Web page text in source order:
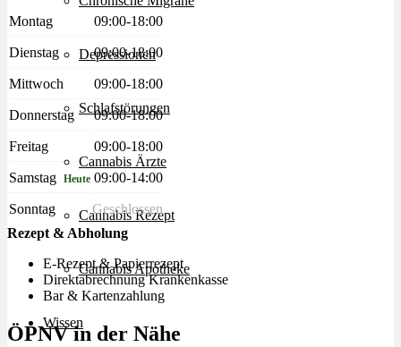
Depressionen
Schlafstörungen
Cannabis Ärzte
Cannabis Rezept
Cannabis Apotheke
Wissen
Montag 09:00-18:00
Dienstag 09:00-18:00
Mittwoch 09:00-18:00
Donnerstag 09:00-18:00
Freitag 09:00-18:00
Samstag Heute 09:00-14:00
Sonntag
Geschlossen
Rezept & Abholung
E-Rezept & Papierrezept
Direktabrechnung Krankenkasse
Bar & Kartenzahlung
ÖPNV in der Nähe